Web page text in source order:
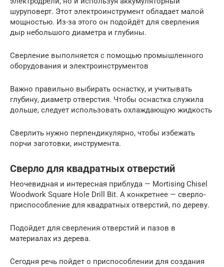
шуруповерт. Этот электроинструмент обладает малой
мощностью. Из-за этого он подойдёт для сверления
дыр небольшого диаметра и глубины.
Сверление выполняется с помощью промышленного
оборудования и электроинструментов
Важно правильно выбирать оснастку, и учитывать
глубину, диаметр отверстия. Чтобы оснастка служила
дольше, следует использовать охлаждающую жидкость
Сверлить нужно перпендикулярно, чтобы избежать
порчи заготовки, инструмента.
Сверло для квадратных отверстий
Неочевидная и интересная приблуда — Mortising Chisel
Woodwork Square Hole Drill Bit. А конкретнее — сверло-
приспособление для квадратных отверстий, по дереву.
Подойдет для сверления отверстий и пазов в
материалах из дерева.
Сегодня речь пойдет о приспособлении для создания